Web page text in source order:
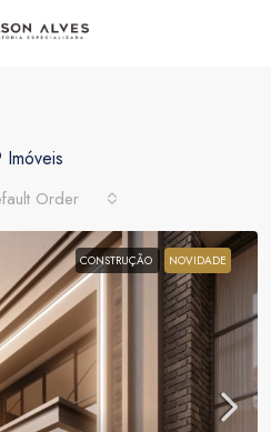
Imóveis
Order
CONSTRUÇÃO NOVIDADE